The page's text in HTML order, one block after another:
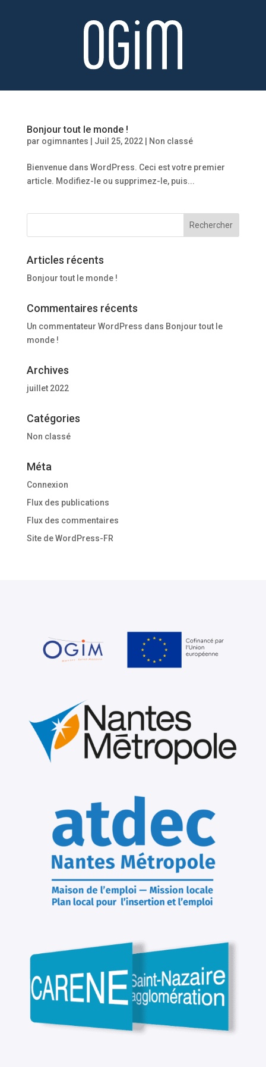
Bonjour tout le monde !
par ogimnantes Juil 25, 2022| Non classé
Bienvenue dans WordPress. Ceci est votre premier
article. Modifiez-le ou supprimez-le, puis...
Articles récents
Bonjour tout le monde !
Commentaires récents
Un commentateur WordPress dans Bonjour tout le
monde !
Archives
juillet 2022
Catégories
Non classé
Méta
Connexion
Flux des publications
Flux des commentaires
Site de WordPress-FR